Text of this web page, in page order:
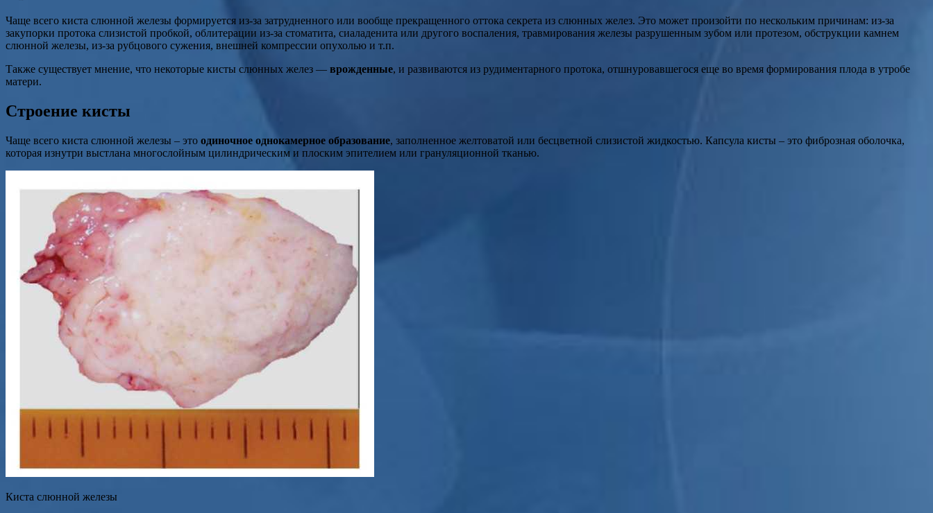
Чаще всего киста слюнной железы формируется из-за затрудненного или вообще прекращенного оттока секрета из слюнных желез. Это может произойти по нескольким причинам: из-за
закупорки протока слизистой пробкой, облитерации из-за стоматита, сиаладенита или другого воспаления, травмирования железы разрушенным зубом или протезом, обструкции камнем
слюнной железы, из-за рубцового сужения, внешней компрессии опухолью и т.п.
Также существует мнение, что некоторые кисты слюнных желез — врожденные, и развиваются из рудиментарного протока, отшнуровавшегося еще во время формирования плода в утробе
матери.
Строение кисты
Чаще всего киста слюнной железы – это одиночное однокамерное образование, заполненное желтоватой или бесцветной слизистой жидкостью. Капсула кисты – это фиброзная оболочка,
которая изнутри выстлана многослойным цилиндрическим и плоским эпителием или грануляционной тканью.
Киста слюнной железы